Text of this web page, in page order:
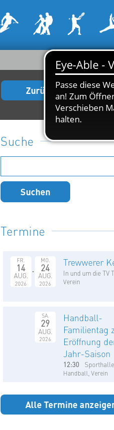
Zurück zur Startseite
Suche
nach:
Termine
FR.
14
AUG.
2026
MO.
24
AUG.
2026
Trewwerer
In und um die TV
Verein
SA.
29
AUG.
2026
Handball-
Familientag
Eröffnung
Jahr-Saison
12:30
Handball, Verein
Alle Termine